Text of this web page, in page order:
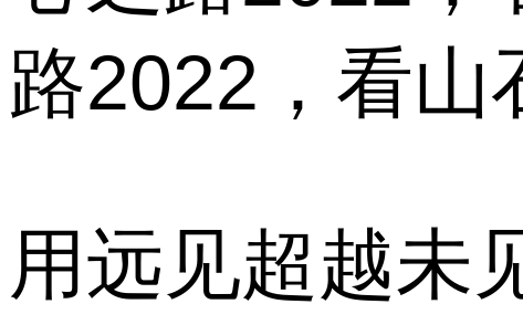
路2022，看山
用远见超越未